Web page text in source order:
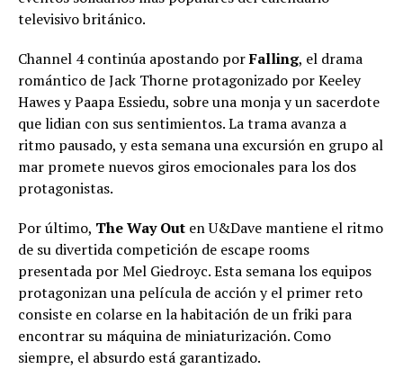
televisivo británico.
Channel 4 continúa apostando porFalling, el drama
romántico de Jack Thorne protagonizado por Keeley
Hawes y Paapa Essiedu, sobre una monja y un sacerdote
que lidian con sus sentimientos. La trama avanza a
ritmo pausado, y esta semana una excursión en grupo al
mar promete nuevos giros emocionales para los dos
protagonistas.
Por último, The Way Out en U&Dave mantiene el ritmo
de su divertida competición de escape rooms
presentada por Mel Giedroyc. Esta semana los equipos
protagonizan una película de acción y el primer reto
consiste en colarse en la habitación de un friki para
encontrar su máquina de miniaturización. Como
siempre, el absurdo está garantizado.